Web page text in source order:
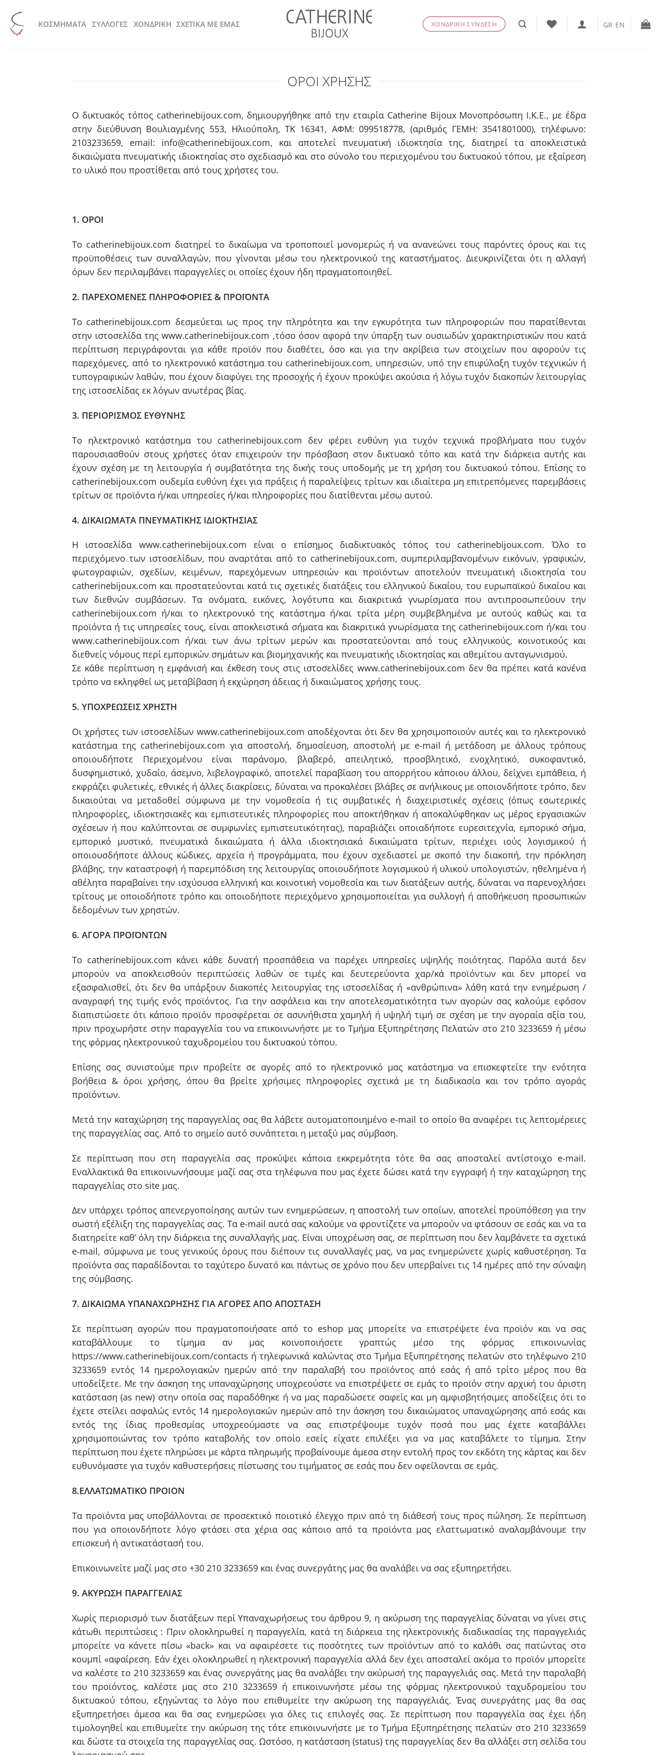
στο
περιεχόμενο
KOΣΜΗΜΑΤΑ ΣΥΛΛΟΓΕΣ ΧΟΝΔΡΙΚΗ ΣΧΕΤΙΚΑ ΜΕ ΕΜΑΣ ΧΟΝΔΡΙΚΗ ΣΥΝΔΕΣΗ GR EN
ΟΡΟΙ ΧΡΗΣΗΣ
Ο δικτυακός τόπος catherinebijoux.com, δημιουργήθηκε από την εταιρία Catherine Βijoux Μονοπρόσωπη Ι.Κ.Ε., με έδρα
στην διεύθυνση Βουλιαγμένης 553, Ηλιούπολη, ΤΚ 16341, ΑΦΜ: 099518778, (αριθμός ΓΕΜΗ: 3541801000), τηλέφωνο:
2103233659, email: info@catherinebijoux.com, και αποτελεί πνευματική ιδιοκτησία της, διατηρεί τα αποκλειστικά
δικαιώματα πνευματικής ιδιοκτησίας στο σχεδιασμό και στο σύνολο του περιεχομένου του δικτυακού τόπου, με εξαίρεση
το υλικό που προστίθεται από τους χρήστες του.
1. ΟΡΟΙ
Το catherinebijoux.com διατηρεί το δικαίωμα να τροποποιεί μονομερώς ή να ανανεώνει τους παρόντες όρους και τις
προϋποθέσεις των συναλλαγών, που γίνονται μέσω του ηλεκτρονικού της καταστήματος. Διευκρινίζεται ότι η αλλαγή
όρων δεν περιλαμβάνει παραγγελίες οι οποίες έχουν ήδη πραγματοποιηθεί.
2. ΠΑΡΕΧΟΜΕΝΕΣ ΠΛΗΡΟΦΟΡΙΕΣ & ΠΡΟΪΟΝΤΑ
Το catherinebijoux.com δεσμεύεται ως προς την πληρότητα και την εγκυρότητα των πληροφοριών που παρατίθενται
στην ιστοσελίδα της www.catherinebijoux.com ,τόσο όσον αφορά την ύπαρξη των ουσιωδών χαρακτηριστικών που κατά
περίπτωση περιγράφονται για κάθε προϊόν που διαθέτει, όσο και για την ακρίβεια των στοιχείων που αφορούν τις
παρεχόμενες, από το ηλεκτρονικό κατάστημα του catherinebijoux.com, υπηρεσιών, υπό την επιφύλαξη τυχόν τεχνικών ή
τυπογραφικών λαθών, που έχουν διαφύγει της προσοχής ή έχουν προκύψει ακούσια ή λόγω τυχόν διακοπών λειτουργίας
της ιστοσελίδας εκ λόγων ανωτέρας βίας.
3. ΠΕΡΙΟΡΙΣΜΟΣ ΕΥΘΥΝΗΣ
Το ηλεκτρονικό κατάστημα του catherinebijoux.com δεν φέρει ευθύνη για τυχόν τεχνικά προβλήματα που τυχόν
παρουσιασθούν στους χρήστες όταν επιχειρούν την πρόσβαση στον δικτυακό τόπο και κατά την διάρκεια αυτής και
έχουν σχέση με τη λειτουργία ή συμβατότητα της δικής τους υποδομής με τη χρήση του δικτυακού τόπου. Επίσης το
catherinebijoux.com ουδεμία ευθύνη έχει για πράξεις ή παραλείψεις τρίτων και ιδιαίτερα μη επιτρεπόμενες παρεμβάσεις
τρίτων σε προϊόντα ή/και υπηρεσίες ή/και πληροφορίες που διατίθενται μέσω αυτού.
4. ΔΙΚΑΙΩΜΑΤΑ ΠΝΕΥΜΑΤΙΚΗΣ ΙΔΙΟΚΤΗΣΙΑΣ
Η ιστοσελίδα www.catherinebijoux.com είναι ο επίσημος διαδικτυακός τόπος του catherinebijoux.com. Όλο το
περιεχόμενο των ιστοσελίδων, που αναρτάται από το catherinebijoux.com, συμπεριλαμβανομένων εικόνων, γραφικών,
φωτογραφιών, σχεδίων, κειμένων, παρεχόμενων υπηρεσιών και προϊόντων αποτελούν πνευματική ιδιοκτησία του
catherinebijoux.com και προστατεύονται κατά τις σχετικές διατάξεις του ελληνικού δικαίου, του ευρωπαϊκού δικαίου και
των διεθνών συμβάσεων. Τα ονόματα, εικόνες, λογότυπα και διακριτικά γνωρίσματα που αντιπροσωπεύουν την
catherinebijoux.com ή/και το ηλεκτρονικό της κατάστημα ή/και τρίτα μέρη συμβεβλημένα με αυτούς καθώς και τα
προϊόντα ή τις υπηρεσίες τους, είναι αποκλειστικά σήματα και διακριτικά γνωρίσματα της catherinebijoux.com ή/και του
www.catherinebijoux.com ή/και των άνω τρίτων μερών και προστατεύονται από τους ελληνικούς, κοινοτικούς και
διεθνείς νόμους περί εμπορικών σημάτων και βιομηχανικής και πνευματικής ιδιοκτησίας και αθεμίτου ανταγωνισμού.
Σε κάθε περίπτωση η εμφάνισή και έκθεση τους στις ιστοσελίδες www.catherinebijoux.com δεν θα πρέπει κατά κανένα
τρόπο να εκληφθεί ως μεταβίβαση ή εκχώρηση άδειας ή δικαιώματος χρήσης τους.
5. ΥΠΟΧΡΕΩΣΕΙΣ ΧΡΗΣΤΗ
Οι χρήστες των ιστοσελίδων www.catherinebijoux.com αποδέχονται ότι δεν θα χρησιμοποιούν αυτές και το ηλεκτρονικό
κατάστημα της catherinebijoux.com για αποστολή, δημοσίευση, αποστολή με e-mail ή μετάδοση με άλλους τρόπους
οποιουδήποτε Περιεχομένου είναι παράνομο, βλαβερό, απειλητικό, προσβλητικό, ενοχλητικό, συκοφαντικό,
δυσφημιστικό, χυδαίο, άσεμνο, λιβελογραφικό, αποτελεί παραβίαση του απορρήτου κάποιου άλλου, δείχνει εμπάθεια, ή
εκφράζει φυλετικές, εθνικές ή άλλες διακρίσεις, δύναται να προκαλέσει βλάβες σε ανήλικους με οποιονδήποτε τρόπο, δεν
δικαιούται να μεταδοθεί σύμφωνα με την νομοθεσία ή τις συμβατικές ή διαχειριστικές σχέσεις (όπως εσωτερικές
πληροφορίες, ιδιοκτησιακές και εμπιστευτικές πληροφορίες που αποκτήθηκαν ή αποκαλύφθηκαν ως μέρος εργασιακών
σχέσεων ή που καλύπτονται σε συμφωνίες εμπιστευτικότητας), παραβιάζει οποιαδήποτε ευρεσιτεχνία, εμπορικό σήμα,
εμπορικό μυστικό, πνευματικά δικαιώματα ή άλλα ιδιοκτησιακά δικαιώματα τρίτων, περιέχει ιούς λογισμικού ή
οποιουσδήποτε άλλους κώδικες, αρχεία ή προγράμματα, που έχουν σχεδιαστεί με σκοπό την διακοπή, την πρόκληση
βλάβης, την καταστροφή ή παρεμπόδιση της λειτουργίας οποιουδήποτε λογισμικού ή υλικού υπολογιστών, ηθελημένα ή
αθέλητα παραβαίνει την ισχύουσα ελληνική και κοινοτική νομοθεσία και των διατάξεων αυτής, δύναται να παρενοχλήσει
τρίτους με οποιοδήποτε τρόπο και οποιοδήποτε περιεχόμενο χρησιμοποιείται για συλλογή ή αποθήκευση προσωπικών
δεδομένων των χρηστών.
6. ΑΓΟΡΑ ΠΡΟΪΟΝΤΩΝ
Το catherinebijoux.com κάνει κάθε δυνατή προσπάθεια να παρέχει υπηρεσίες υψηλής ποιότητας. Παρόλα αυτά δεν
μπορούν να αποκλεισθούν περιπτώσεις λαθών σε τιμές και δευτερεύοντα χαρ/κά προϊόντων και δεν μπορεί να
εξασφαλισθεί, ότι δεν θα υπάρξουν διακοπές λειτουργίας της ιστοσελίδας ή «ανθρώπινα» λάθη κατά την ενημέρωση /
αναγραφή της τιμής ενός προϊόντος. Για την ασφάλεια και την αποτελεσματικότητα των αγορών σας καλούμε εφόσον
διαπιστώσετε ότι κάποιο προϊόν προσφέρεται σε ασυνήθιστα χαμηλή ή υψηλή τιμή σε σχέση με την αγοραία αξία του,
πριν προχωρήστε στην παραγγελία του να επικοινωνήστε με το Τμήμα Εξυπηρέτησης Πελατών στο 210 3233659 ή μέσω
της φόρμας ηλεκτρονικού ταχυδρομείου του δικτυακού τόπου.
Επίσης σας συνιστούμε πριν προβείτε σε αγορές από το ηλεκτρονικό μας κατάστημα να επισκεφτείτε την ενότητα
βοήθεια & όροι χρήσης, όπου θα βρείτε χρήσιμες πληροφορίες σχετικά με τη διαδικασία και τον τρόπο αγοράς
προϊόντων.
Μετά την καταχώρηση της παραγγελίας σας θα λάβετε αυτοματοποιημένο e-mail το οποίο θα αναφέρει τις λεπτομέρειες
της παραγγελίας σας. Από το σημείο αυτό συνάπτεται η μεταξύ μας σύμβαση.
Σε περίπτωση που στη παραγγελία σας προκύψει κάποια εκκρεμότητα τότε θα σας αποσταλεί αντίστοιχο e-mail.
Εναλλακτικά θα επικοινωνήσουμε μαζί σας στα τηλέφωνα που μας έχετε δώσει κατά την εγγραφή ή την καταχώρηση της
παραγγελίας στο site μας.
Δεν υπάρχει τρόπος απενεργοποίησης αυτών των ενημερώσεων, η αποστολή των οποίων, αποτελεί προϋπόθεση για την
σωστή εξέλιξη της παραγγελίας σας. Τα e-mail αυτά σας καλούμε να φροντίζετε να μπορούν να φτάσουν σε εσάς και να τα
διατηρείτε καθ’ όλη την διάρκεια της συναλλαγής μας. Είναι υποχρέωση σας, σε περίπτωση που δεν λαμβάνετε τα σχετικά
e-mail, σύμφωνα με τους γενικούς όρους που διέπουν τις συναλλαγές μας, να μας ενημερώνετε χωρίς καθυστέρηση. Τα
προϊόντα σας παραδίδονται το ταχύτερο δυνατό και πάντως σε χρόνο που δεν υπερβαίνει τις 14 ημέρες από την σύναψη
της σύμβασης.
7. ΔΙΚΑΙΩΜΑ ΥΠΑΝΑΧΩΡΗΣΗΣ ΓΙΑ ΑΓΟΡΕΣ ΑΠΟ ΑΠΟΣΤΑΣΗ
Σε περίπτωση αγορών που πραγματοποιήσατε από το eshop μας μπορείτε να επιστρέψετε ένα προϊόν και να σας
καταβάλλουμε το τίμημα αν μας κοινοποιήσετε γραπτώς μέσο της φόρμας επικοινωνίας
https://www.catherinebijoux.com/contacts ή τηλεφωνικά καλώντας στο Τμήμα Εξυπηρέτησης πελατών στο τηλέφωνο 210
3233659 εντός 14 ημερολογιακών ημερών από την παραλαβή του προϊόντος από εσάς ή από τρίτο μέρος που θα
υποδείξετε. Με την άσκηση της υπαναχώρησης υποχρεούστε να επιστρέψετε σε εμάς το προϊόν στην αρχική του άριστη
κατάσταση (as new) στην οποία σας παραδόθηκε ή να μας παραδώσετε σαφείς και μη αμφισβητήσιμες αποδείξεις ότι το
έχετε στείλει ασφαλώς εντός 14 ημερολογιακών ημερών από την άσκηση του δικαιώματος υπαναχώρησης από εσάς και
εντός της ίδιας προθεσμίας υποχρεούμαστε να σας επιστρέψουμε τυχόν ποσά που μας έχετε καταβάλλει
χρησιμοποιώντας τον τρόπο καταβολής τον οποίο εσείς είχατε επιλέξει για να μας καταβάλετε το τίμημα. Στην
περίπτωση πoυ έχετε πληρώσει με κάρτα πληρωμής προβαίνουμε άμεσα στην εντολή προς τον εκδότη της κάρτας και δεν
ευθυνόμαστε για τυχόν καθυστερήσεις πίστωσης του τιμήματος σε εσάς που δεν οφείλονται σε εμάς.
8.ΕΛΛΑΤΩΜΑΤΙΚΟ ΠΡΟΙΟΝ
Τα προϊόντα μας υποβάλλονται σε προσεκτικό ποιοτικό έλεγχο πριν από τη διάθεσή τους προς πώληση. Σε περίπτωση
που για οποιονδήποτε λόγο φτάσει στα χέρια σας κάποιο από τα προϊόντα μας ελαττωματικό αναλαμβάνουμε την
επισκευή ή αντικατάστασή του.
Επικοινωνείτε μαζί μας στο +30 210 3233659 και ένας συνεργάτης μας θα αναλάβει να σας εξυπηρετήσει.
9. ΑΚΥΡΩΣΗ ΠΑΡΑΓΓΕΛΙΑΣ
Χωρίς περιορισμό των διατάξεων περί Υπαναχωρήσεως του άρθρου 9, η ακύρωση της παραγγελίας δύναται να γίνει στις
κάτωθι περιπτώσεις : Πριν ολοκληρωθεί η παραγγελία, κατά τη διάρκεια της ηλεκτρονικής διαδικασίας της παραγγελιάς
μπορείτε να κάνετε πίσω «back» και να αφαιρέσετε τις ποσότητες των προϊόντων από το καλάθι σας πατώντας στο
κουμπί «αφαίρεση. Εάν έχει ολοκληρωθεί η ηλεκτρονική παραγγελία αλλά δεν έχει αποσταλεί ακόμα το προϊόν μπορείτε
να καλέστε το 210 3233659 και ένας συνεργάτης μας θα αναλάβει την ακύρωσή της παραγγελιάς σας. Μετά την παραλαβή
του προϊόντος, καλέστε μας στο 210 3233659 ή επικοινωνήστε μέσω της φόρμας ηλεκτρονικού ταχυδρομείου του
δικτυακού τόπου, εξηγώντας το λόγο που επιθυμείτε την ακύρωση της παραγγελιάς. Ένας συνεργάτης μας θα σας
εξυπηρετήσει άμεσα και θα σας ενημερώσει για όλες τις επιλογές σας. Σε περίπτωση που παραγγελία σας έχει ήδη
τιμολογηθεί και επιθυμείτε την ακύρωση της τότε επικοινωνήστε με το Τμήμα Εξυπηρέτησης πελατών στο 210 3233659
και δώστε τα στοιχεία της παραγγελίας σας. Ωστόσο, η κατάσταση (status) της παραγγελίας δεν θα αλλάξει στη σελίδα του